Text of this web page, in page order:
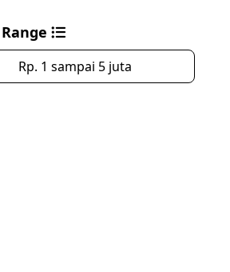
Rp. 1 sampai 5 juta